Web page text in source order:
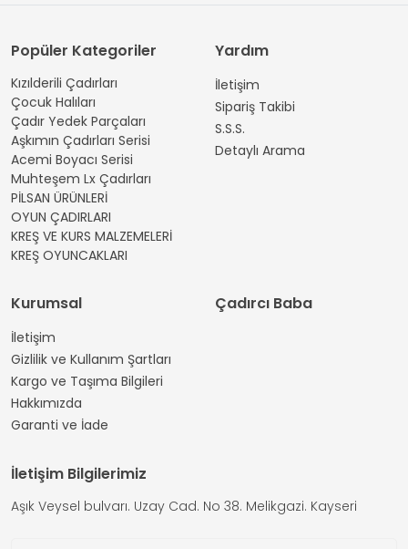
Popüler Kategoriler
Kızılderili Çadırları
Çocuk Halıları
Çadır Yedek Parçaları
Aşkımın Çadırları Serisi
Acemi Boyacı Serisi
Muhteşem Lx Çadırları
PİLSAN ÜRÜNLERİ
OYUN ÇADIRLARI
KREŞ VE KURS MALZEMELERİ
KREŞ OYUNCAKLARI
Yardım
İletişim
Sipariş Takibi
S.S.S.
Detaylı Arama
Kurumsal
İletişim
Gizlilik ve Kullanım Şartları
Kargo ve Taşıma Bilgileri
Hakkımızda
Garanti ve İade
Çadırcı Baba
İletişim Bilgilerimiz
Aşık Veysel bulvarı. Uzay Cad. No 38. Melikgazi. Kayseri